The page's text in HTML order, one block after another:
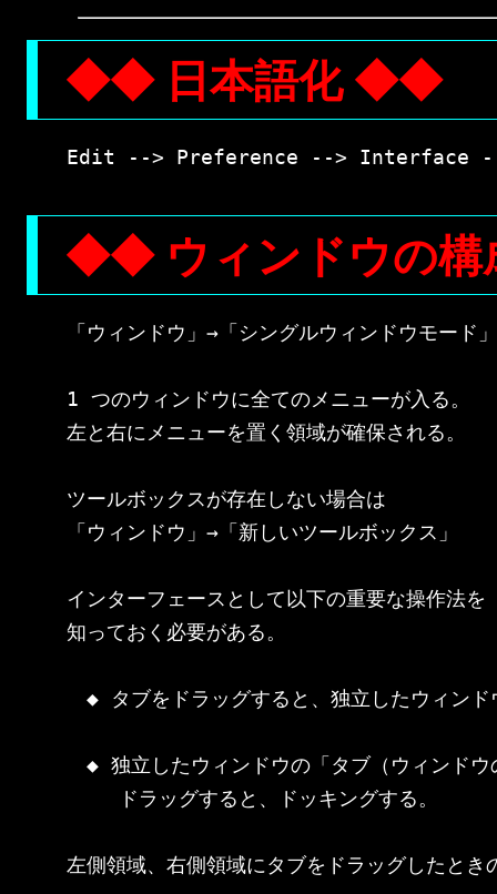
◆◆ 日本語化 ◆◆
◆◆ ウィンドウの
「ウィンドウ」→「シングルウィンドウモード
1 つのウィンドウに全てのメニューが入る。
左と右にメニューを置く領域が確保される。
ツールボックスが存在しない場合は
「ウィンドウ」→「新しいツールボックス」
インターフェースとして以下の重要な操作法を
知っておく必要がある。
◆ タブをドラッグすると、独立したウィンド
◆ 独立したウィンドウの「タブ（ウィンドウ
ドラッグすると、ドッキングする。
左側領域、右側領域にタブをドラッグしたとき